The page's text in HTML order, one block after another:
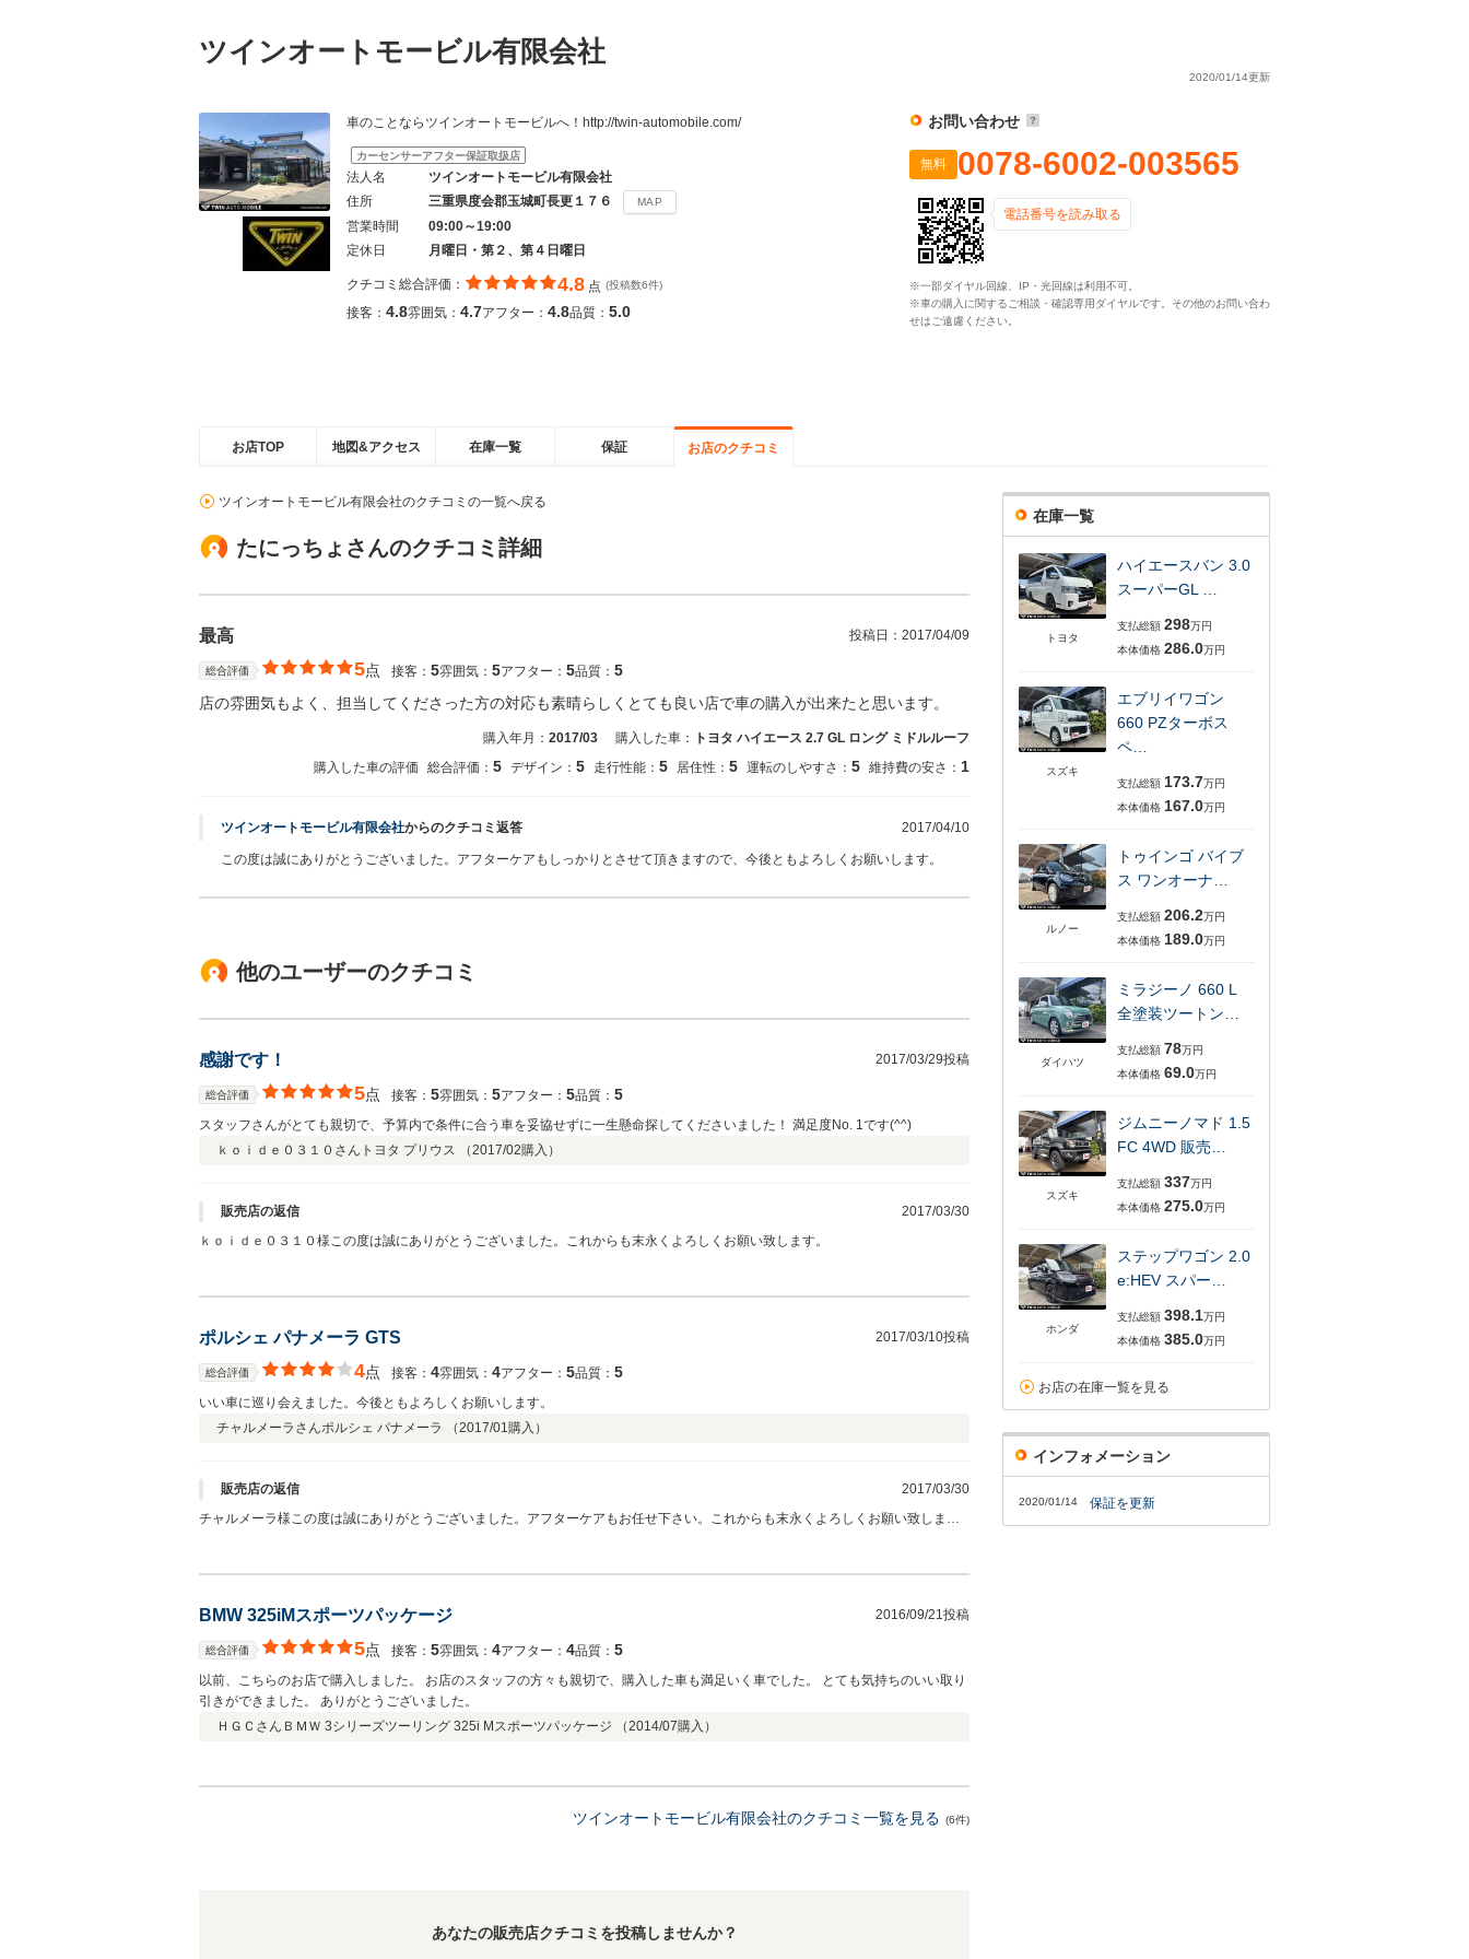
ツインオートモービル有限会社
2020/01/14更新
車のことならツインオートモービルへ！http://twin-automobile.com/
カーセンサーアフター保証取扱店
法人名
ツインオートモービル有限会社
住所
三重県度会郡玉城町長更１７６ MAP
営業時間
09:00～19:00
定休日
月曜日・第２、第４日曜日
クチコミ総合評価： 4.8 点 (投稿数6件)
接客： 4.8雰囲気： 4.7アフター： 4.8品質： 5.0
お問い合わせ
無料 0078-6002-003565
電話番号を読み取る
※一部ダイヤル回線、IP・光回線は利用不可。
※車の購入に関するご相談・確認専用ダイヤルです。その他のお問い合わ
せはご遠慮ください。
お店TOP 地図&アクセス 在庫一覧 保証 お店のクチコミ
ツインオートモービル有限会社のクチコミの一覧へ戻る
たにっちょさんのクチコミ詳細
最高 投稿日： 2017/04/09
総合評価 5点 接客： 5雰囲気： 5アフター： 5品質： 5
店の雰囲気もよく、担当してくださった方の対応も素晴らしくとても良い店で車の購入が出来たと思います。
購入年月： 2017/03 購入した車：
トヨタ ハイエース 2.7 GL ロング ミドルルーフ
購入した車の評価
総合評価： 5 デザイン： 5 走行性能： 5 居住性： 5 運転のしやすさ： 5 維持費の安さ： 1
ツインオートモービル有限会社からのクチコミ返答 2017/04/10
この度は誠にありがとうございました。アフターケアもしっかりとさせて頂きますので、今後ともよろしくお願いします。
他のユーザーのクチコミ
感謝です！ 2017/03/29投稿
総合評価 5点 接客： 5雰囲気： 5アフター： 5品質： 5
スタッフさんがとても親切で、予算内で条件に合う車を妥協せずに一生懸命探してくださいました！ 満足度No. 1です(^^)
ｋｏｉｄｅ０３１０さん トヨタ プリウス （2017/02購入）
販売店の返信
2017/03/30
ｋｏｉｄｅ０３１０様この度は誠にありがとうございました。これからも末永くよろしくお願い致します。
ポルシェ パナメーラ GTS 2017/03/10投稿
総合評価 4点 接客： 4雰囲気： 4アフター： 5品質： 5
いい車に巡り会えました。今後ともよろしくお願いします。
チャルメーラさんポルシェ パナメーラ （2017/01購入）
販売店の返信
2017/03/30
チャルメーラ様この度は誠にありがとうございました。アフターケアもお任せ下さい。これからも末永くよろしくお願い致しま
BMW 325iMスポーツパッケージ 2016/09/21投稿
総合評価 5点 接客： 5雰囲気： 4アフター： 4品質： 5
以前、こちらのお店で購入しました。 お店のスタッフの方々も親切で、購入した車も満足いく車でした。 とても気持ちのいい取り
引きができました。 ありがとうございました。
ＨＧＣさん ＢＭＷ 3シリーズツーリング 325i Mスポーツパッケージ （2014/07購入）
ツインオートモービル有限会社のクチコミ一覧を見る (6件)
あなたの販売店クチコミを投稿しませんか？
在庫一覧
トヨタ
ハイエースバン 3.0
スーパーGL …
支払総額 298万円
本体価格 286.0万円
スズキ
エブリイワゴン
660 PZターボス
ペ…
支払総額 173.7万円
本体価格 167.0万円
ルノー
トゥインゴ バイブ
ス ワンオーナ…
支払総額 206.2万円
本体価格 189.0万円
ダイハツ
ミラジーノ 660 L
全塗装ツートン…
支払総額 78万円
本体価格 69.0万円
スズキ
ジムニーノマド 1.5
FC 4WD 販売…
支払総額 337万円
本体価格 275.0万円
ホンダ
ステップワゴン 2.0
e:HEV スパー…
支払総額 398.1万円
本体価格 385.0万円
お店の在庫一覧を見る
インフォメーション
2020/01/14 保証を更新